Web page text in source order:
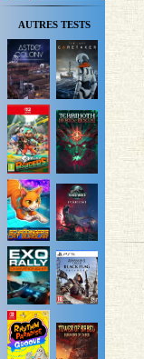
AUTRES TESTS